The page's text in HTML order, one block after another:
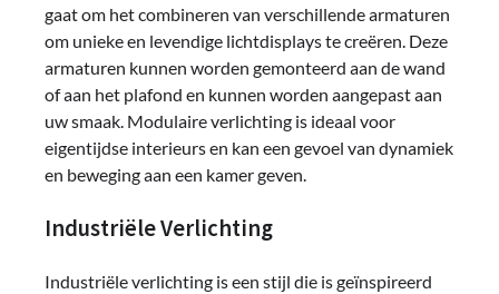
gaat om het combineren van verschillende armaturen
om unieke en levendige lichtdisplays te creëren. Deze
armaturen kunnen worden gemonteerd aan de wand
of aan het plafond en kunnen worden aangepast aan
uw smaak. Modulaire verlichting is ideaal voor
eigentijdse interieurs en kan een gevoel van dynamiek
en beweging aan een kamer geven.
Industriële Verlichting
Industriële verlichting is een stijl die is geïnspireerd